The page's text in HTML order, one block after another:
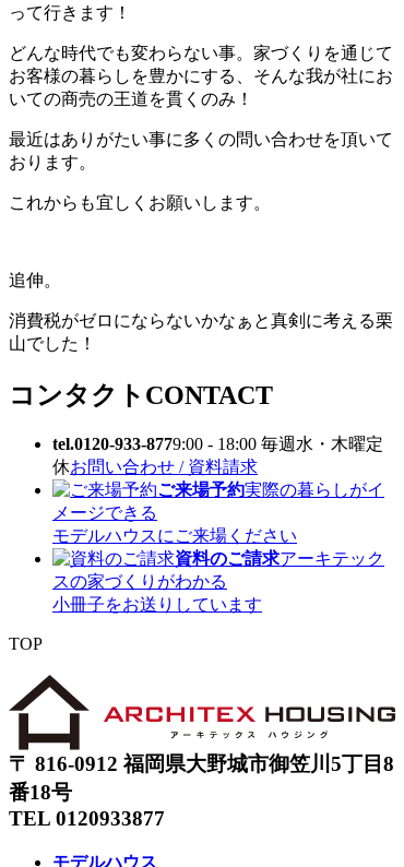
って行きます！
どんな時代でも変わらない事。家づくりを通じて
お客様の暮らしを豊かにする、そんな我が社にお
いての商売の王道を貫くのみ！
最近はありがたい事に多くの問い合わせを頂いて
おります。
これからも宜しくお願いします。
追伸。
消費税がゼロにならないかなぁと真剣に考える栗
山でした！
コンタクト CONTACT
tel.0120-933-8779:00 - 18:00 毎週水・木曜定
休お問い合わせ / 資料請求
ご来場予約実際の暮らしがイ
メージできる
モデルハウスにご来場ください
資料のご請求アーキテック
スの家づくりがわかる
小冊子をお送りしています
TOP
〒 816-0912 福岡県大野城市御笠川5丁目8
番18号
TEL 0120933877
モデルハウス